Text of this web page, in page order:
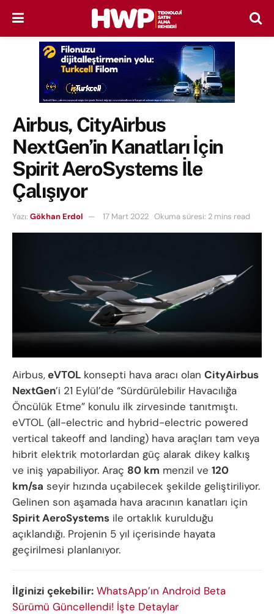
Airbus, CityAirbus
NextGen’in Kanatları İçin
Spirit AeroSystems İle
Çalışıyor
Yazı: Gökhan Erdol 17 Mart 2022 Okuma süresi: 2 mins read
Airbus,eVTOL konsepti hava aracı olan CityAirbus
NextGen’i 21 Eylül’de “Sürdürülebilir Havacılığa
Öncülük Etme” konulu ilk zirvesinde tanıtmıştı.
eVTOL (all-electric and hybrid-electric powered
vertical takeoff and landing) hava araçları tam veya
hibrit elektrik motorlardan güç alarak dikey kalkış
ve iniş yapabiliyor. Araç 80 km menzil ve 120
km/sa seyir hızında uçabilecek şekilde geliştiriliyor.
Gelinen son aşamada hava aracının kanatları için
Spirit AeroSystems ile ortaklık kurulduğu
açıklandığı. Projenin 5 yıl içerisinde hayata
geçirilmesi planlanıyor.
İlginizi çekebilir: WhatsApp’ın Android Beta
Sürümü Güncellendi! İşte Detaylar